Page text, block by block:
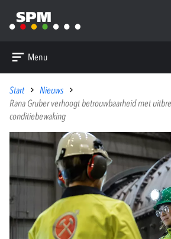
Menu
Start
Nieuws
Rana Gruber verhoogt betrouwbaarheid met
conditiebewaking